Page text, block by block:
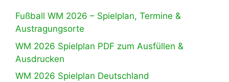
Fußball WM 2026 – Spielplan, Termine &
Austragungsorte
WM 2026 Spielplan PDF zum Ausfüllen &
Ausdrucken
WM 2026 Spielplan Deutschland